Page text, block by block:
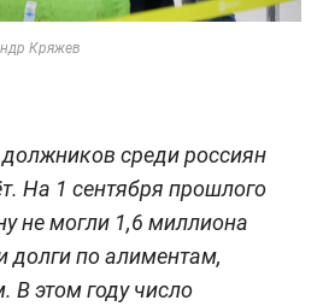
Кряжев
среди россиян
На 1 сентября прошлого
не могли 1,6 миллиона
долги по алиментам,
этом году число